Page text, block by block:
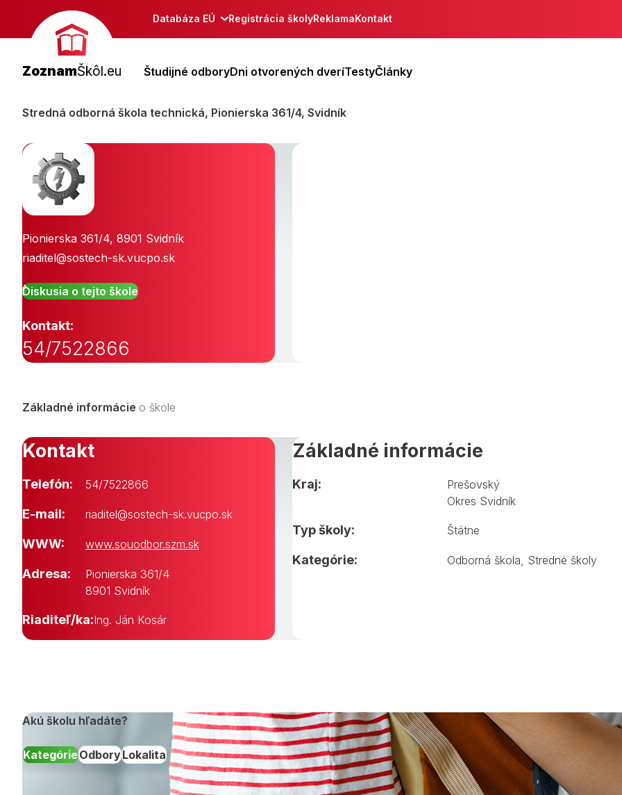
Databáza EÚ Registrácia školyReklamaKontakt
ZoznamŠkôl.eu Študijné odboryDni otvorených dveríTestyČlánky
Stredná odborná škola technická, Pionierska 361/4, Svidník
Pionierska 361/4, 8901 Svidník
riaditel@sostech-sk.vucpo.sk
Diskusia o tejto škole
Kontakt:
54/7522866
Základné informácie o škole
Kontakt
Telefón: 54/7522866
E-mail: riaditel@sostech-sk.vucpo.sk
WWW: www.souodbor.szm.sk
Adresa:
Pionierska 361/4
8901 Svidník
Riaditeľ/ka:Ing. Ján Kosár
Základné informácie
Kraj:
Prešovský
Okres Svidník
Typ školy: Štátne
Kategórie: Odborná škola Stredné školy
Akú školu hľadáte?
KategórieOdboryLokalita